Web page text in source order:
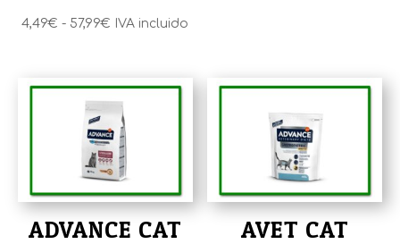
4,49€ - 57,99€ Rango
desde
4,49€
hasta
57,99€
IVA incluido
19,99€
67,99€
ADVANCE CAT
AVET CAT